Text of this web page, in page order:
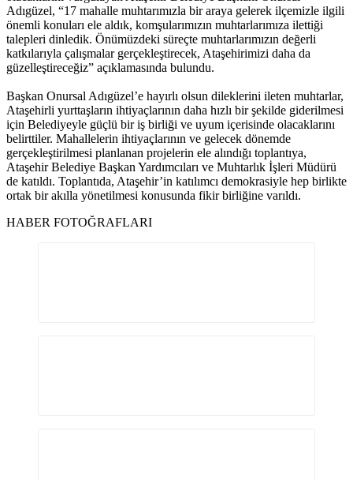
Adıgüzel, “17 mahalle muhtarımızla bir araya gelerek ilçemizle ilgili
önemli konuları ele aldık, komşularımızın muhtarlarımıza ilettiği
talepleri dinledik. Önümüzdeki süreçte muhtarlarımızın değerli
katkılarıyla çalışmalar gerçekleştirecek, Ataşehirimizi daha da
güzelleştireceğiz” açıklamasında bulundu.
Başkan Onursal Adıgüzel’e hayırlı olsun dileklerini ileten muhtarlar,
Ataşehirli yurttaşların ihtiyaçlarının daha hızlı bir şekilde giderilmesi
için Belediyeyle güçlü bir iş birliği ve uyum içerisinde olacaklarını
belirttiler. Mahallelerin ihtiyaçlarının ve gelecek dönemde
gerçekleştirilmesi planlanan projelerin ele alındığı toplantıya,
Ataşehir Belediye Başkan Yardımcıları ve Muhtarlık İşleri Müdürü
de katıldı. Toplantıda, Ataşehir’in katılımcı demokrasiyle hep birlikte
ortak bir akılla yönetilmesi konusunda fikir birliğine varıldı.
HABER FOTOĞRAFLARI